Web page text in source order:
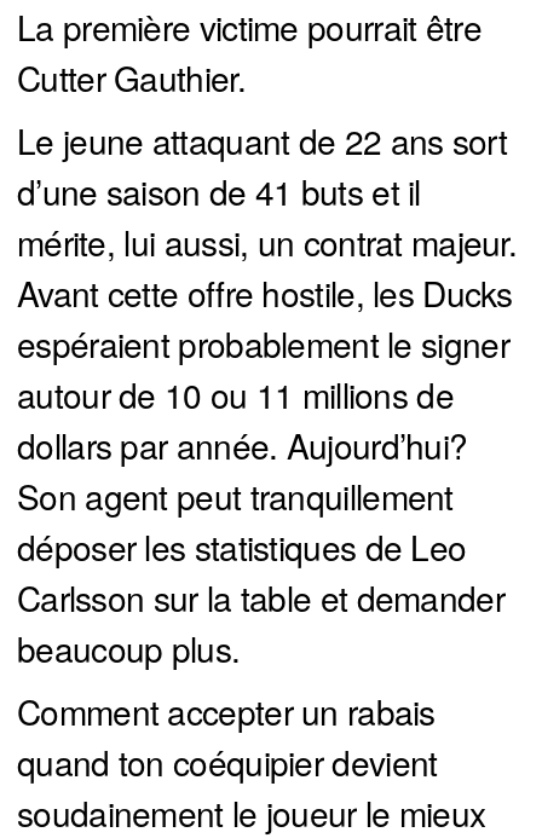
La première victime pourrait être
Cutter Gauthier.
Le jeune attaquant de 22 ans sort
d’une saison de 41 buts et il
mérite, lui aussi, un contrat majeur.
Avant cette offre hostile, les Ducks
espéraient probablement le signer
autour de 10 ou 11 millions de
dollars par année. Aujourd’hui?
Son agent peut tranquillement
déposer les statistiques de Leo
Carlsson sur la table et demander
beaucoup plus.
Comment accepter un rabais
quand ton coéquipier devient
soudainement le joueur le mieux